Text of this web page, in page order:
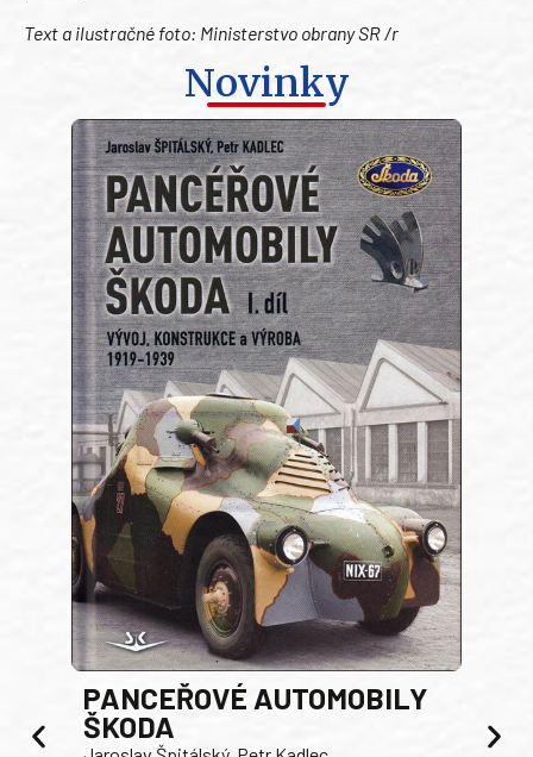
Text a ilustračné foto: Ministerstvo obrany SR /r
Novinky
PANCEŘOVÉ AUTOMOBILY
ŠKODA